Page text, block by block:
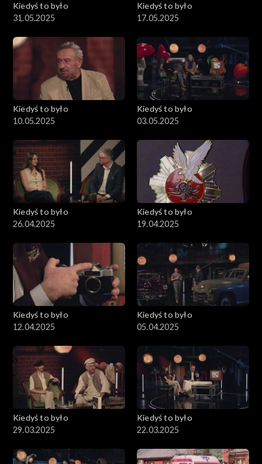
Kiedyś to było
31.05.2025
Kiedyś to było
17.05.2025
Kiedyś to było
10.05.2025
Kiedyś to było
03.05.2025
Kiedyś to było
26.04.2025
Kiedyś to było
19.04.2025
Kiedyś to było
12.04.2025
Kiedyś to było
05.04.2025
Kiedyś to było
29.03.2025
Kiedyś to było
22.03.2025